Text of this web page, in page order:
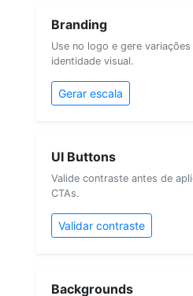
Branding
Use no logo e gere
identidade visual.
Gerar escala
UI Buttons
Valide contraste antes de
CTAs.
Validar contraste
Backgrounds